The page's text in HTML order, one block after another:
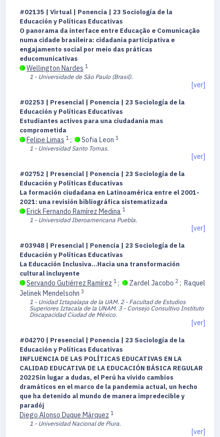
#02135 | Virtual | Ponencia | 23 Sociología de la
Educación y Políticas Educativas
O panorama da interface entre Educação e Comunicação
numa cidade brasileira: cidadania participativa e
engajamento social por meio das práticas
educomunicativas
Wellington Nardes 1
1 - Universidade de São Paulo (Brasil).
[ver]
#02253 | Presencial | Ponencia | 23 Sociología de la
Educación y Políticas Educativas
Estudiantes activos para una ciudadania mas
comprometida
Felipe Limas 1 ; Sofia Leon 1
1 - Universidad Santo Tomas.
[ver]
#02752 | Presencial | Ponencia | 23 Sociología de la
Educación y Políticas Educativas
La formación ciudadana en Latinoamérica entre el 2001-
2021: una revisión bibliográfica sistematizada
Erick Fernando Ramírez Medina 1
1 - Universidad Iberoamericana Puebla.
[ver]
#03948 | Presencial | Ponencia | 23 Sociología de la
Educación y Políticas Educativas
La Educación Inclusiva…Hacia una transformación
cultural incluyente
Servando Gutiérrez Ramírez 1 ; Zardel Jacobo 2 ; Raquel
Jelinek Mendelsohn 3
1 - Unidad Iztapalapa de la UAM. 2 - Facultad de Estudios
Superiores Iztacala de la UNAM. 3 - Consejo Consultivo Instituto
Discapacidad Ciudad de México.
[ver]
#04270 | Presencial | Ponencia | 23 Sociología de la
Educación y Políticas Educativas
INFLUENCIA DE LAS POLÍTICAS EDUCATIVAS EN LA
CALIDAD EDUCATIVA DE LA EDUCACIÓN BÁSICA REGULAR
2022Sin lugar a dudas, el Perú ha vivido cambios
dramáticos en el marco de la pandemia actual, un hecho
que ha detenido al mundo de manera impredecible y
paradój
Diego Alonso Duque Márquez 1
1 - Universidad Nacional de Piura.
[ver]